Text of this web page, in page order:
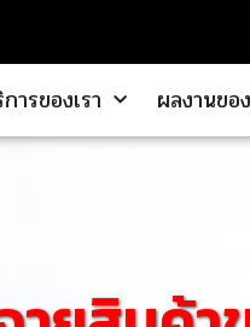
ารของเรา ผลงานขอ